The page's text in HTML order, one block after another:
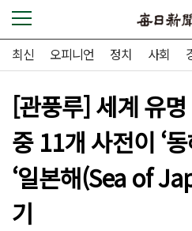
최신 오피니언 정치 사회
[관풍루] 세계 유
중 11개 사전이 ‘
‘일본해(Sea of
기